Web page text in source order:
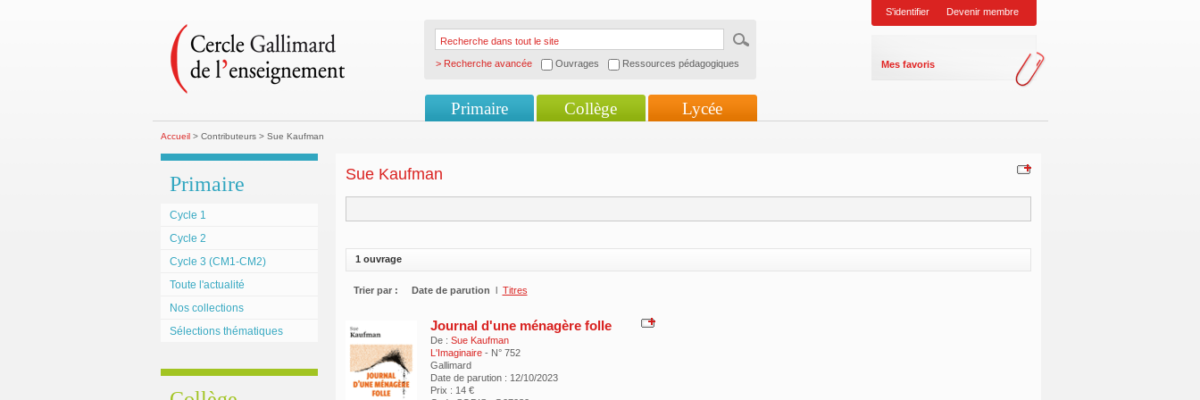
> Recherche avancée Ouvrages Ressources pédagogiques
S'identifier Devenir membre
Mes favoris
Primaire Collège Lycée
Accueil> Contributeurs > Sue Kaufman
Primaire
Cycle 1
Cycle 2
Cycle 3 (CM1-CM2)
Toute l'actualité
Nos collections
Sélections thématiques
Sue Kaufman
1 ouvrage
Trier par : Date de parution l Titres
Journal d'une ménagère folle
De : Sue Kaufman
L'Imaginaire - N° 752
Gallimard
Date de parution : 12/10/2023
Prix : 14 €